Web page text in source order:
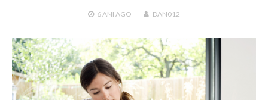
6 ANI AGO DAN012